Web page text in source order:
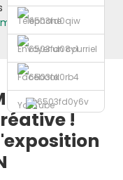
Téléphone
Envoyer un courriel
Facebook
YouTube
TCT ASIA 2024 |
rendu de
!